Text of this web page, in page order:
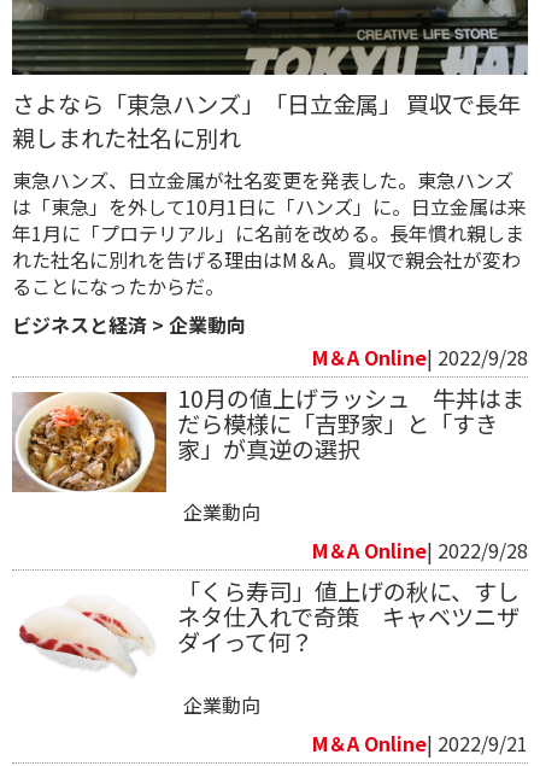
さよなら「東急ハンズ」「日立金属」 買収で長年
親しまれた社名に別れ
東急ハンズ、日立金属が社名変更を発表した。東急ハンズ
は「東急」を外して10月1日に「ハンズ」に。日立金属は来
年1月に「プロテリアル」に名前を改める。長年慣れ親しま
れた社名に別れを告げる理由はM＆A。買収で親会社が変わ
ることになったからだ。
ビジネスと経済 > 企業動向
M＆A Online| 2022/9/28
10月の値上げラッシュ 牛丼はま
だら模様に「吉野家」と「すき
家」が真逆の選択
企業動向
M＆A Online| 2022/9/28
「くら寿司」値上げの秋に、すし
ネタ仕入れで奇策 キャベツニザ
ダイって何？
企業動向
M＆A Online| 2022/9/21